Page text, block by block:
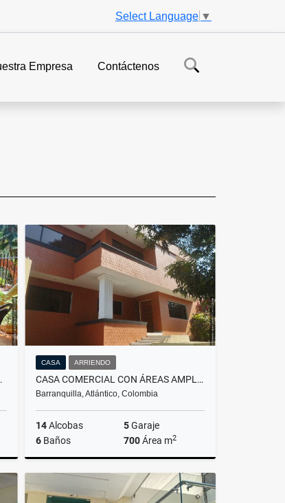
Select Language ▼
Empresa Contáctenos
CAMPESTRE
CASA ARRIENDO
CASA COMERCIAL CON ÁREAS AMPLIAS
Barranquilla, Atlántico, Colombia
14Alcobas 5Garaje
6 Baños 700Área m2
Arriendo
$14.000.000